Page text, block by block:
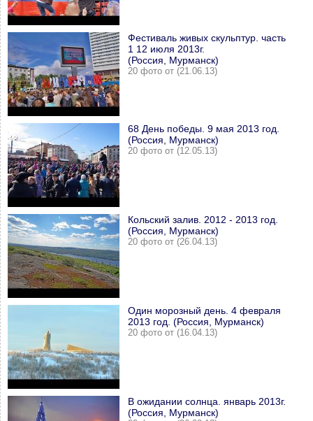
Фестиваль живых скульптур. часть
1 12 июля 2013г.
(Россия, Мурманск)
20 фото от (21.06.13)
68 День победы. 9 мая 2013 год.
(Россия, Мурманск)
20 фото от (12.05.13)
Кольский залив. 2012 - 2013 год.
(Россия, Мурманск)
20 фото от (26.04.13)
Один морозный день. 4 февраля
2013 год. (Россия, Мурманск)
20 фото от (16.04.13)
В ожидании солнца. январь 2013г.
(Россия, Мурманск)